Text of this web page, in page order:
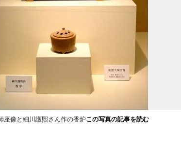
座像と細川護熙さん作の香炉この写真の記事を読む